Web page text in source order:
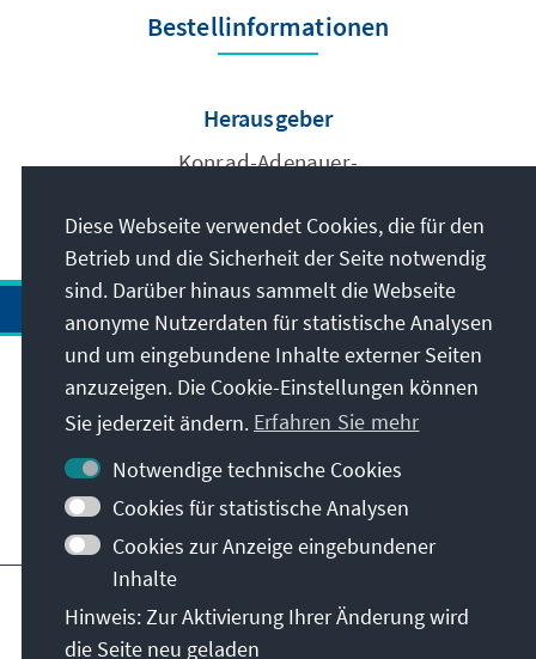
Bestellinformationen
Herausgeber
Konrad-Adenauer-
Anschrift
Kontakt
Besuchen Sie auch
Hauptseite der KAS
Nutzungsbedingungen
Erklärung zur Barrierefreiheit
Diese Webseite verwendet Cookies, die für den
Betrieb und die Sicherheit der Seite notwendig
sind. Darüber hinaus sammelt die Webseite
anonyme Nutzerdaten für statistische Analysen
und um eingebundene Inhalte externer Seiten
anzuzeigen. Die Cookie-Einstellungen können
Sie jederzeit ändern. Erfahren Sie mehr
Notwendige technische Cookies
Cookies für statistische Analysen
Cookies zur Anzeige eingebundener
Inhalte
Hinweis: Zur Aktivierung Ihrer Änderung wird
die Seite neu geladen